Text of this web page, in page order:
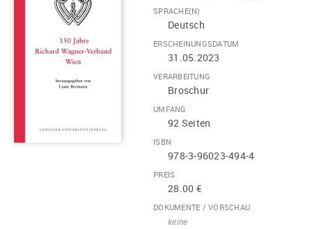
SPRACHE(N)
Deutsch
ERSCHEINUNGSDATUM
31.05.2023
VERARBEITUNG
Broschur
UMFANG
92 Seiten
ISBN
978-3-96023-494-4
PREIS
28.00 €
DOKUMENTE / VORSCHAU
keine